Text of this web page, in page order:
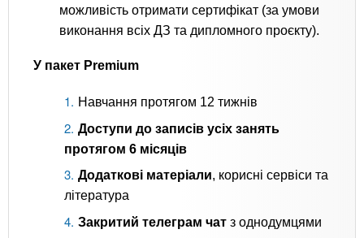
можливість отримати сертифікат (за умови
виконання всіх ДЗ та дипломного проєкту).
У пакет Premium
Навчання протягом 12 тижнів
Доступи до записів усіх занять
протягом 6 місяців
Додаткові матеріали, корисні сервіси та
література
Закритий телеграм чатз однодумцями